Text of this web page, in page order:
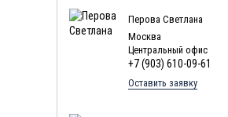
Перова Светлана
Москва
Центральный офис
+7 (903) 610-09-61
Оставить заявку